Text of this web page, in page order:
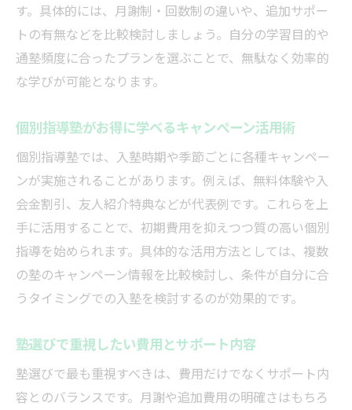
す。具体的には、月謝制・回数制の違いや、追加サポー
トの有無などを比較検討しましょう。自分の学習目的や
通塾頻度に合ったプランを選ぶことで、無駄なく効率的
な学びが可能となります。
個別指導塾がお得に学べるキャンペーン活用術
個別指導塾では、入塾時期や季節ごとに各種キャンペー
ンが実施されることがあります。例えば、無料体験や入
会金割引、友人紹介特典などが代表例です。これらを上
手に活用することで、初期費用を抑えつつ質の高い個別
指導を始められます。具体的な活用方法としては、複数
の塾のキャンペーン情報を比較検討し、条件が自分に合
うタイミングでの入塾を検討するのが効果的です。
塾選びで重視したい費用とサポート内容
塾選びで最も重視すべきは、費用だけでなくサポート内
容とのバランスです。月謝や追加費用の明確さはもちろ